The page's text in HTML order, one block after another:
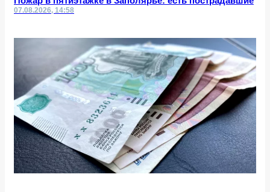
07.08.2026, 14:58